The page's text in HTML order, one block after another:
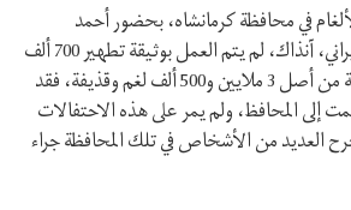
في محافظة كرمانشاه، بحضور أحمد
وحيدي، وزير الدفاع الإيراني، آنذاك، لم يتم العمل بوثيقة تطهير 700 ألف
هكتار من أراضي المحافظة من أصل 3 ملايين و500 ألف لغم وقذيفة، فقد
إلى المحافظ، ولم يمر على هذه الاحتفالات
العديد من الأشخاص في تلك المحافظة جراء